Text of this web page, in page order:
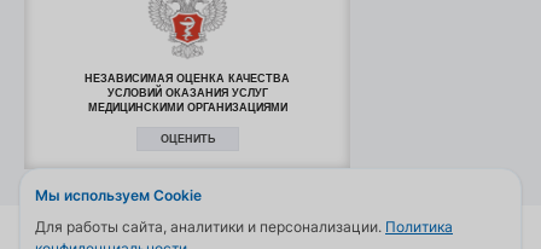
НЕЗАВИСИМАЯ ОЦЕНКА КАЧЕСТВА
УСЛОВИЙ ОКАЗАНИЯ УСЛУГ
МЕДИЦИНСКИМИ ОРГАНИЗАЦИЯМИ
ОЦЕНИТЬ
© 2006—2026
Мы используем Cookie
Для работы сайта, аналитики и персонализации. Политика